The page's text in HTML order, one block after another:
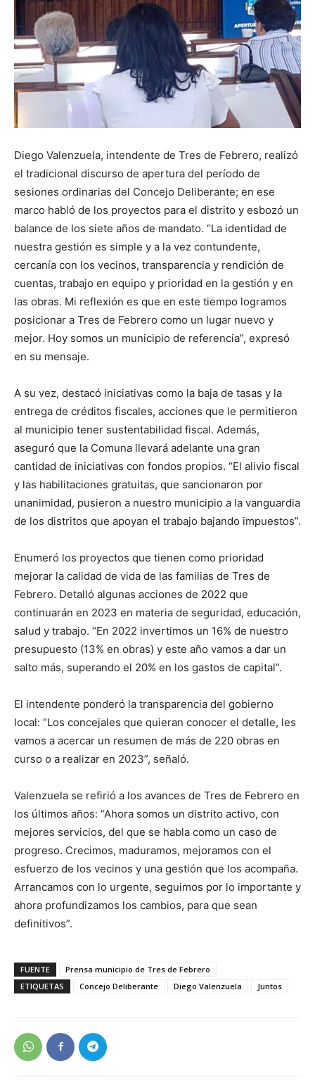
Diego Valenzuela, intendente de Tres de Febrero, realizó
el tradicional discurso de apertura del período de
sesiones ordinarias del Concejo Deliberante; en ese
marco habló de los proyectos para el distrito y esbozó un
balance de los siete años de mandato. “La identidad de
nuestra gestión es simple y a la vez contundente,
cercanía con los vecinos, transparencia y rendición de
cuentas, trabajo en equipo y prioridad en la gestión y en
las obras. Mi reflexión es que en este tiempo logramos
posicionar a Tres de Febrero como un lugar nuevo y
mejor. Hoy somos un municipio de referencia”, expresó
en su mensaje.
A su vez, destacó iniciativas como la baja de tasas y la
entrega de créditos fiscales, acciones que le permitieron
al municipio tener sustentabilidad fiscal. Además,
aseguró que la Comuna llevará adelante una gran
cantidad de iniciativas con fondos propios. “El alivio fiscal
y las habilitaciones gratuitas, que sancionaron por
unanimidad, pusieron a nuestro municipio a la vanguardia
de los distritos que apoyan el trabajo bajando impuestos”.
Enumeró los proyectos que tienen como prioridad
mejorar la calidad de vida de las familias de Tres de
Febrero. Detalló algunas acciones de 2022 que
continuarán en 2023 en materia de seguridad, educación,
salud y trabajo. “En 2022 invertimos un 16% de nuestro
presupuesto (13% en obras) y este año vamos a dar un
salto más, superando el 20% en los gastos de capital”.
El intendente ponderó la transparencia del gobierno
local: “Los concejales que quieran conocer el detalle, les
vamos a acercar un resumen de más de 220 obras en
curso o a realizar en 2023”, señaló.
Valenzuela se refirió a los avances de Tres de Febrero en
los últimos años: “Ahora somos un distrito activo, con
mejores servicios, del que se habla como un caso de
progreso. Crecimos, maduramos, mejoramos con el
esfuerzo de los vecinos y una gestión que los acompaña.
Arrancamos con lo urgente, seguimos por lo importante y
ahora profundizamos los cambios, para que sean
definitivos”.
FUENTE
Prensa municipio de Tres de Febrero
ETIQUETAS
Concejo Deliberante Diego Valenzuela Juntos